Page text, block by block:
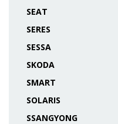
SEAT
SERES
SESSA
SKODA
SMART
SOLARIS
SSANGYONG